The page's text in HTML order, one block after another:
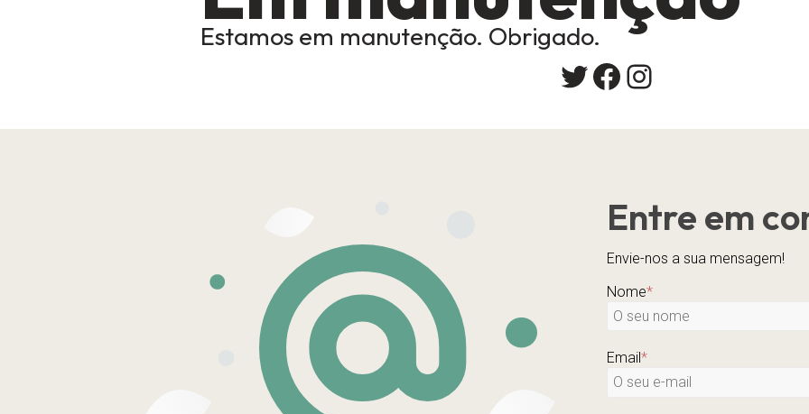
Estamos em manutenção. Obrigado.
Twitter
Facebook
Instagram
Entre em
Envie-nos a sua mensagem!
Nome*
Email*